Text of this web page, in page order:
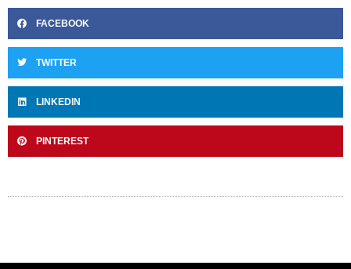
FACEBOOK
TWITTER
LINKEDIN
PINTEREST